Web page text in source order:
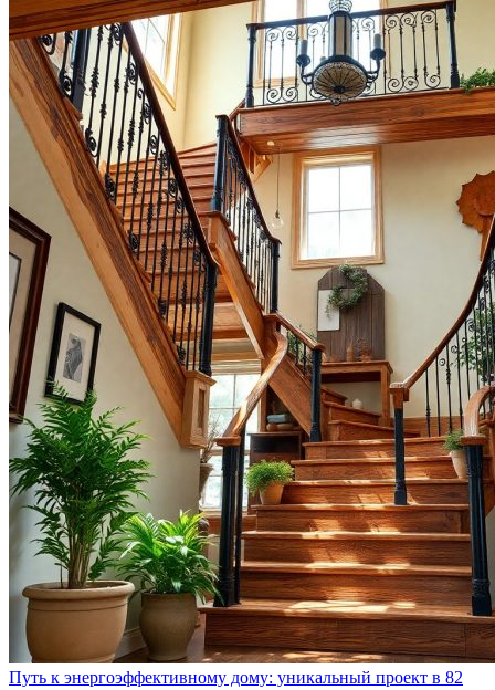
Путь к энергоэффективному дому: уникальный проект в 82